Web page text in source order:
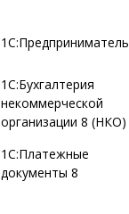
1С:Предприниматель
1С:Бухгалтерия
некоммерческой
организации 8 (НКО)
1С:Платежные
документы 8